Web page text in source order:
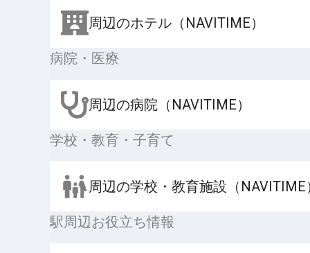
周辺のホテル（NAVITIME）
病院・医療
周辺の病院（NAVITIME）
学校・教育・子育て
周辺の学校・教育施設（NAVITIME
駅周辺お役立ち情報